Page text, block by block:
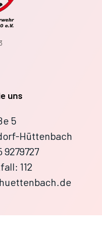
uns
5
Hüttenbach
9279727
112